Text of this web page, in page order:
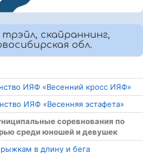
скайраннинг,
обл.
ИЯФ «Весенний кросс ИЯФ»
ИЯФ «Весенняя эстафета»
соревнования по
среди юношей и девушек
в длину и бега